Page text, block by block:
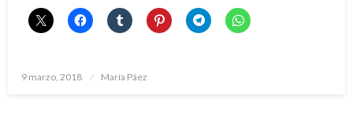
Publicado
9 marzo, 2018 María Páez